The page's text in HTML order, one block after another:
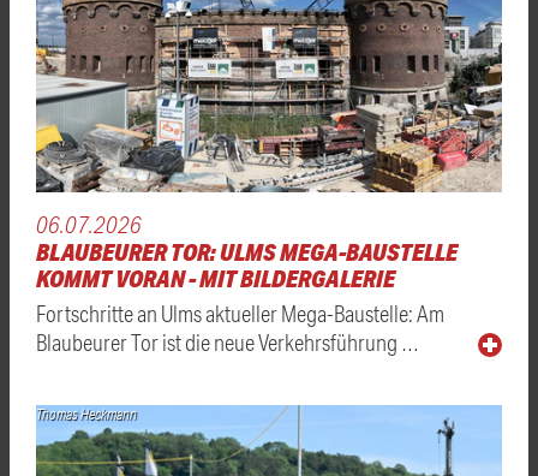
06.07.2026
BLAUBEURER TOR: ULMS MEGA-BAUSTELLE
KOMMT VORAN - MIT BILDERGALERIE
Fortschritte an Ulms aktueller Mega-Baustelle: Am
Blaubeurer Tor ist die neue Verkehrsführung …
Thomas Heckmann